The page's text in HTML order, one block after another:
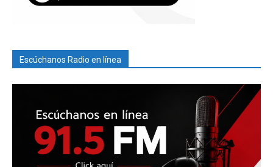
Escúchanos Radio en línea